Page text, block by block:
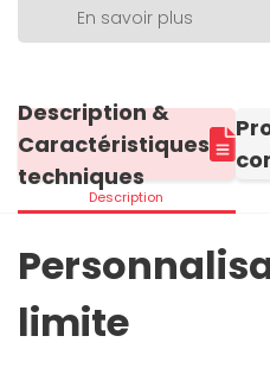
En savoir plus
Description &
Caractéristiques
techniques
Description
limite